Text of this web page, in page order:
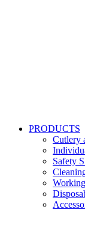
PRODUCTS
Cutlery
Safety